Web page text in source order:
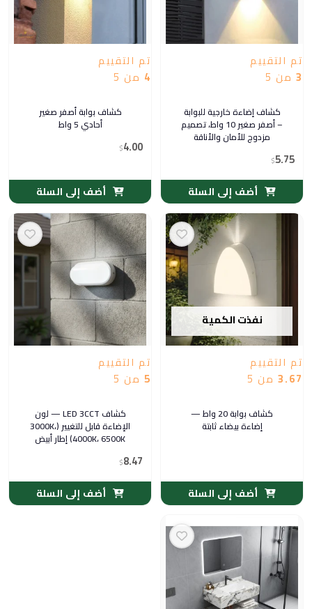
تم التقييم
3 من 5
كشاف إضاءة خارجية للبوابة
– أصفر صغير 10 واط، تصميم
مزدوج للأمان والأناقة
$5.75
أضف إلى السلة
تم التقييم
4 من 5
كشاف بوابة أصفر صغير
أحادي 5 واط
$4.00
أضف إلى السلة
نفذت الكمية
تم التقييم
3.67 من 5
كشاف بوابة 20 واط —
إضاءة بيضاء ثابتة
أضف إلى السلة
تم التقييم
5 من 5
كشاف LED 3CCT — لون
الإضاءة قابل للتغيير (3000K،
4000K، 6500K) إطار أبيض
$8.47
أضف إلى السلة